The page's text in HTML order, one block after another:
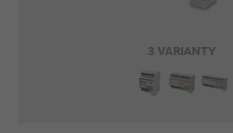
3 VARIANTY